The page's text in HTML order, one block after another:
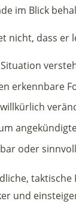
im Blick
nicht, dass er
erkennbare
oder
und